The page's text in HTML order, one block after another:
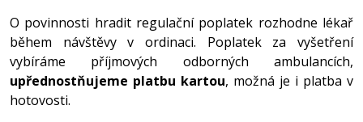
O povinnosti hradit regulační poplatek rozhodne lékař
během návštěvy v ordinaci. Poplatek za vyšetření
vybíráme příjmových odborných ambulancích,
upřednostňujeme platbu kartou, možná je i platba v
hotovosti.